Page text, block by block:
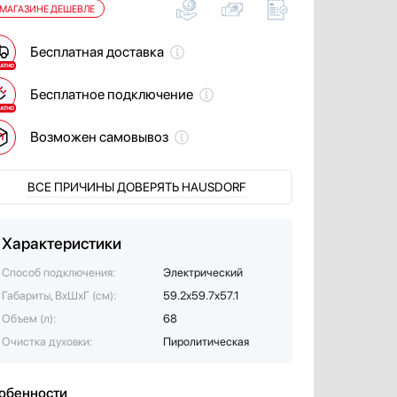
ДЕШЕВЛЕ
Бесплатная доставка
Бесплатное подключение
Возможен самовывоз
ВСЕ ПРИЧИНЫ ДОВЕРЯТЬ HAUSDORF
Характеристики
Способ подключения:
Электрический
Габариты, ВхШхГ (см):
59.2х59.7х57.1
Объем (л):
68
Очистка духовки:
Пиролитическая